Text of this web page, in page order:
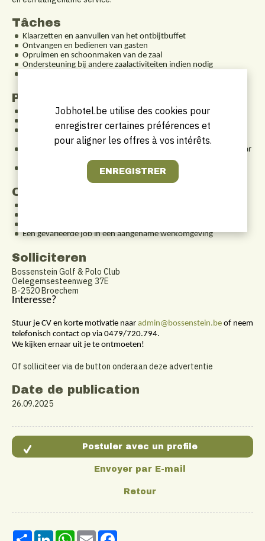
Tâches
Klaarzetten en aanvullen van het ontbijtbuffet
Ontvangen en bedienen van gasten
Opruimen en schoonmaken van de zaal
Ondersteuning bij andere zaalactiviteiten indien nodig
Profil
Je spreekt vloeiend Nederlands
Je bent klantvriendelijk, verzorgd en gemotiveerd
Je bent flexibel inzetbaar, ook tijdens weekends en op vroege
Je beschikt over eigen vervoer (onze locatie is moeilijk bereikbaar
met het openbaar vervoer)
Ervaring in de horeca is een plus, maar geen vereiste
Offre
Een gevarieerde job in een aangename werkomgeving
Solliciteren
Bossenstein Golf & Polo Club
Oelegemsesteenweg 37E
B-2520 Broechem
Interesse?
Stuur je CV en korte motivatie naar admin@bossenstein.be of neem
telefonisch contact op via 0479/720.794.
We kijken ernaar uit je te ontmoeten!
Of solliciteer via de button onderaan deze advertentie
Date de publication
26.09.2025
Share LinkedInWhatsApp
Email
Jobhotel.be utilise des cookies pour
enregistrer certaines préférences et
pour aligner les offres à vos intérêts.